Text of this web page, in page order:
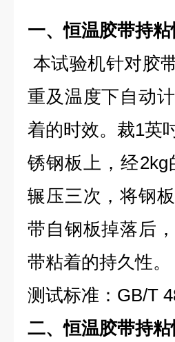
一、恒温胶带持
本试验机针对胶
重及温度下自动
着的时效。裁1英
锈钢板上，经
辗压三次，将钢
带自钢板掉落后
带粘着的持久性。
测试标准：GB/T
二、恒温胶带持